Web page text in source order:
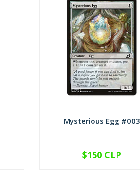
Mysterious Egg #003
VER OPCIONES
$150 CLP